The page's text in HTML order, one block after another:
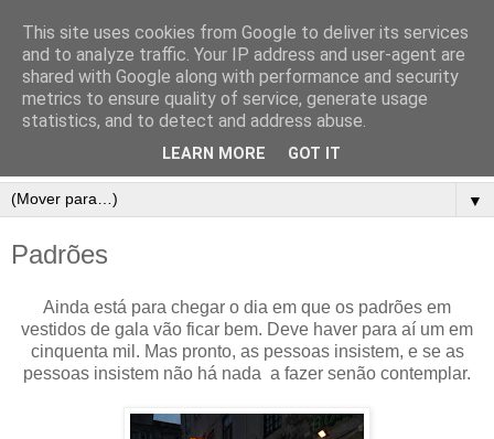
▼
Padrões
Ainda está para chegar o dia em que os padrões em
vestidos de gala vão ficar bem. Deve haver para aí um em
cinquenta mil. Mas pronto, as pessoas insistem, e se as
pessoas insistem não há nada a fazer senão contemplar.
This site uses cookies from Google to deliver its services
and to analyze traffic. Your IP address and user-agent are
shared with Google along with performance and security
metrics to ensure quality of service, generate usage
statistics, and to detect and address abuse.
LEARN MORE GOT IT